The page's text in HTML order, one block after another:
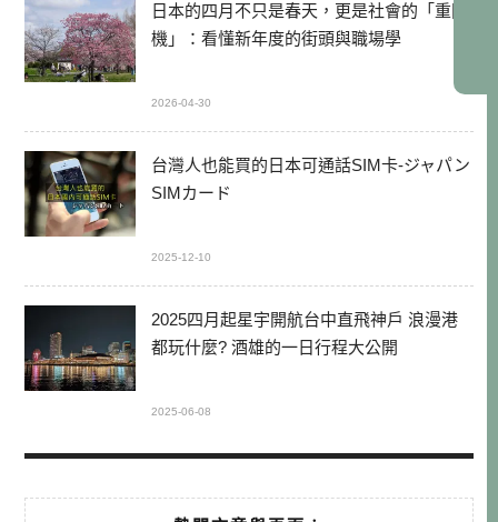
日本的四月不只是春天，更是社會的「重開
機」：看懂新年度的街頭與職場學
2026-04-30
台灣人也能買的日本可通話SIM卡-ジャパン
SIMカード
2025-12-10
2025四月起星宇開航台中直飛神戶 浪漫港
都玩什麼? 酒雄的一日行程大公開
2025-06-08